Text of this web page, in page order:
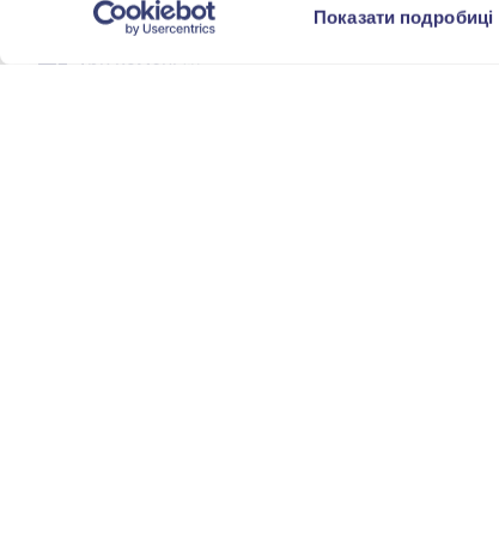
Показати подробиці
Велика вставка
Три камені (1)